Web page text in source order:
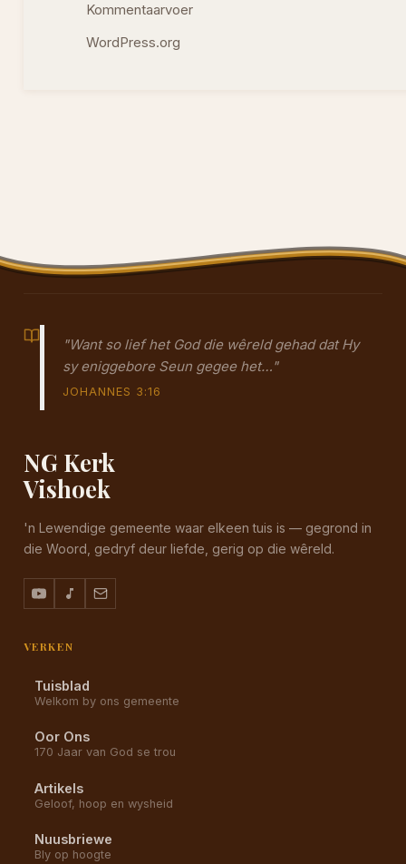
Kommentaarvoer
WordPress.org
"Want so lief het God die wêreld gehad dat Hy
sy eniggebore Seun gegee het…"
JOHANNES 3:16
NG Kerk
Vishoek
'n Lewendige gemeente waar elkeen tuis is — gegrond in
die Woord, gedryf deur liefde, gerig op die wêreld.
VERKEN
Tuisblad
Welkom by ons gemeente
Oor Ons
170 Jaar van God se trou
Artikels
Geloof, hoop en wysheid
Nuusbriewe
Bly op hoogte